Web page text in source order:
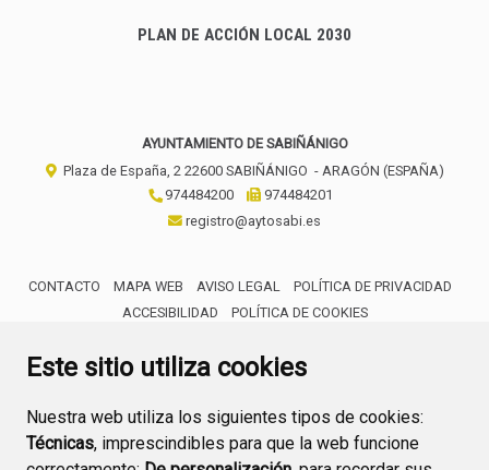
Este sitio utiliza cookies
Nuestra web utiliza los siguientes tipos de cookies:
Técnicas, imprescindibles para que la web funcione
PLAN DE ACCIÓN LOCAL 2030
AYUNTAMIENTO DE SABIÑÁNIGO
Plaza de España, 2 22600 SABIÑÁNIGO - ARAGÓN (ESPAÑA)
974484200
974484201
registro@aytosabi.es
CONTACTO MAPA WEB AVISO LEGAL
POLÍTICA DE PRIVACIDAD
ACCESIBILIDAD
POLÍTICA DE COOKIES